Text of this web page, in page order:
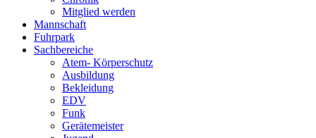
Mitglied werden
Mannschaft
Fuhrpark
Sachbereiche
Atem- Körperschutz
Ausbildung
Bekleidung
EDV
Funk
Gerätemeister